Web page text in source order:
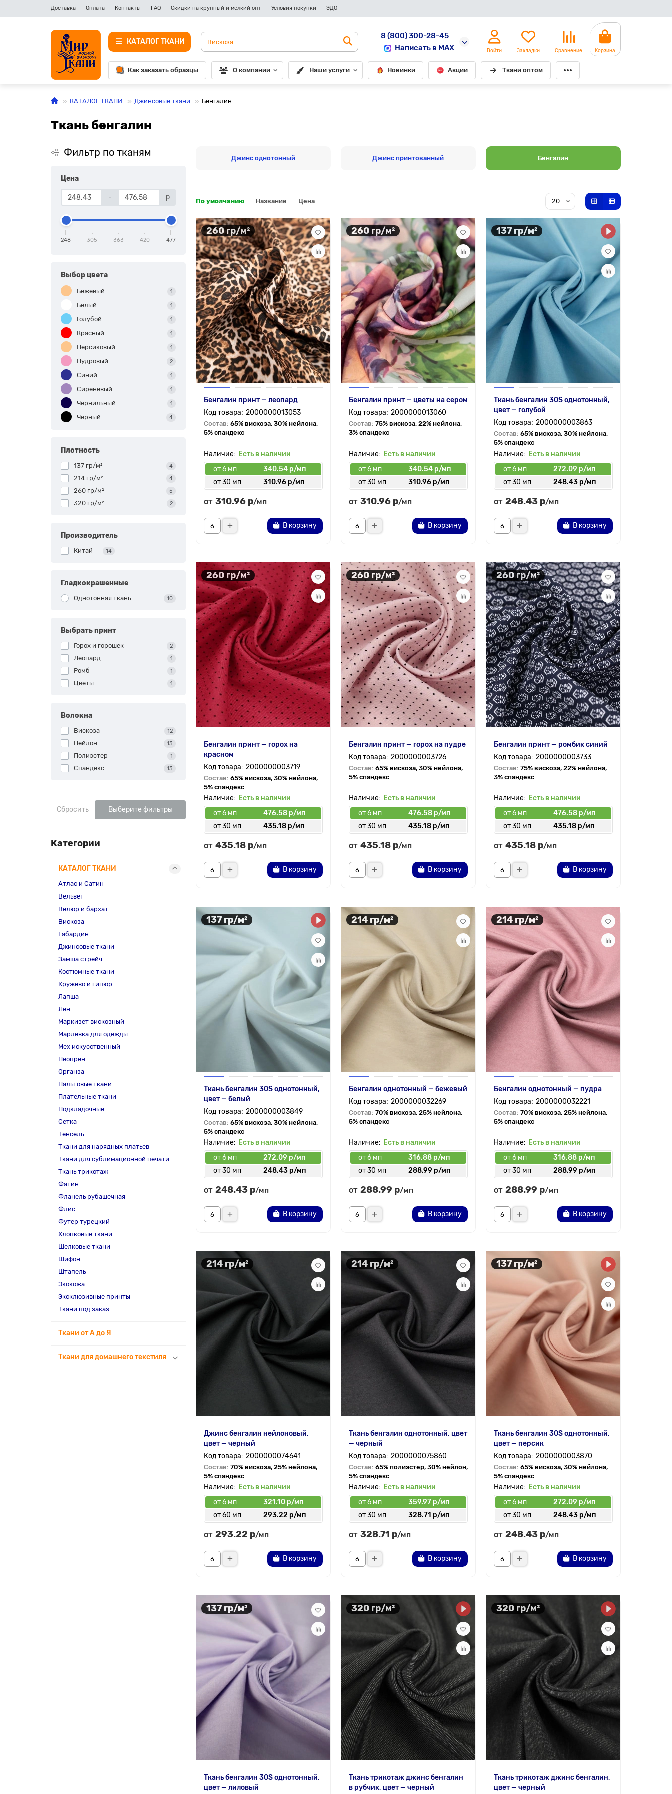
Доставка Оплата Контакты FAQ Скидки на крупный и мелкий опт Условия покупки ЭДО
КАТАЛОГ ТКАНИ
8 (800) 300-28-45
Написать в MAX
Войти Закладки Сравнение Корзина
Как заказать образцы О компании Наши услуги Новинки Акции Ткани оптом
КАТАЛОГ ТКАНИ Джинсовые ткани Бенгалин
Ткань бенгалин
Фильтр по тканям
Цена
- р
248 305 363 420 477
Выбор цвета
Бежевый 1
Белый 1
Голубой 1
Красный 1
Персиковый 1
Пудровый 2
Синий 1
Сиреневый 1
Чернильный 1
Черный 4
Плотность
137 гр/м² 4
214 гр/м² 4
260 гр/м² 5
320 гр/м² 2
Производитель
Китай 14
Гладкокрашенные
Однотонная ткань 10
Выбрать принт
Горох и горошек 2
Леопард 1
Ромб 1
Цветы 1
Волокна
Вискоза 12
Нейлон 13
Полиэстер 1
Спандекс 13
Сбросить Выберите фильтры
Категории
КАТАЛОГ ТКАНИ
Атлас и Сатин
Вельвет
Велюр и бархат
Вискоза
Габардин
Джинсовые ткани
Замша стрейч
Костюмные ткани
Кружево и гипюр
Лапша
Лен
Маркизет вискозный
Марлевка для одежды
Мех искусственный
Неопрен
Органза
Пальтовые ткани
Плательные ткани
Подкладочные
Сетка
Тенсель
Ткани для нарядных платьев
Ткани для сублимационной печати
Ткань трикотаж
Фатин
Фланель рубашечная
Флис
Футер турецкий
Хлопковые ткани
Шелковые ткани
Шифон
Штапель
Экокожа
Эксклюзивные принты
Ткани под заказ
Ткани от А до Я
Ткани для домашнего текстиля
Джинс однотонный Джинс принтованный Бенгалин
По умолчанию Название Цена
260 гр/м²
Бенгалин принт — леопард
2000000013053
Состав: 65% вискоза, 30% нейлона,
5% спандекс
Есть в наличии
от 6 мп
340.54 р/мп
от 30 мп
310.96 р/мп
от 310.96 р/мп
В корзину
260 гр/м²
Бенгалин принт — цветы на сером
2000000013060
Состав: 75% вискоза, 22% нейлона,
3% спандекс
Есть в наличии
от 6 мп
340.54 р/мп
от 30 мп
310.96 р/мп
от 310.96 р/мп
В корзину
137 гр/м²
Ткань бенгалин 30S однотонный,
цвет — голубой
2000000003863
Состав: 65% вискоза, 30% нейлона,
5% спандекс
Есть в наличии
от 6 мп
272.09 р/мп
от 30 мп
248.43 р/мп
от 248.43 р/мп
В корзину
260 гр/м²
Бенгалин принт — горох на
красном
2000000003719
Состав: 65% вискоза, 30% нейлона,
5% спандекс
Есть в наличии
от 6 мп
476.58 р/мп
от 30 мп
435.18 р/мп
от 435.18 р/мп
В корзину
260 гр/м²
Бенгалин принт — горох на пудре
2000000003726
Состав: 65% вискоза, 30% нейлона,
5% спандекс
Есть в наличии
от 6 мп
476.58 р/мп
от 30 мп
435.18 р/мп
от 435.18 р/мп
В корзину
260 гр/м²
Бенгалин принт — ромбик синий
2000000003733
Состав: 75% вискоза, 22% нейлона,
3% спандекс
Есть в наличии
от 6 мп
476.58 р/мп
от 30 мп
435.18 р/мп
от 435.18 р/мп
В корзину
137 гр/м²
Ткань бенгалин 30S однотонный,
цвет — белый
2000000003849
Состав: 65% вискоза, 30% нейлона,
5% спандекс
Есть в наличии
от 6 мп
272.09 р/мп
от 30 мп
248.43 р/мп
от 248.43 р/мп
В корзину
214 гр/м²
Бенгалин однотонный — бежевый
2000000032269
Состав: 70% вискоза, 25% нейлона,
5% спандекс
Есть в наличии
от 6 мп
316.88 р/мп
от 30 мп
288.99 р/мп
от 288.99 р/мп
В корзину
214 гр/м²
Бенгалин однотонный — пудра
2000000032221
Состав: 70% вискоза, 25% нейлона,
5% спандекс
Есть в наличии
от 6 мп
316.88 р/мп
от 30 мп
288.99 р/мп
от 288.99 р/мп
В корзину
214 гр/м²
Джинс бенгалин нейлоновый,
цвет — черный
2000000074641
Состав: 70% вискоза, 25% нейлона,
5% спандекс
Есть в наличии
от 6 мп
321.10 р/мп
от 60 мп
293.22 р/мп
от 293.22 р/мп
В корзину
214 гр/м²
Ткань бенгалин однотонный, цвет
— черный
2000000075860
Состав: 65% полиэстер, 30% нейлон,
5% спандекс
Есть в наличии
от 6 мп
359.97 р/мп
от 30 мп
328.71 р/мп
от 328.71 р/мп
В корзину
137 гр/м²
Ткань бенгалин 30S однотонный,
цвет — персик
2000000003870
Состав: 65% вискоза, 30% нейлона,
5% спандекс
Есть в наличии
от 6 мп
272.09 р/мп
от 30 мп
248.43 р/мп
от 248.43 р/мп
В корзину
137 гр/м²
Ткань бенгалин 30S однотонный,
цвет — лиловый
320 гр/м²
Ткань трикотаж джинс бенгалин
в рубчик, цвет — черный
320 гр/м²
Ткань трикотаж джинс бенгалин,
цвет — черный